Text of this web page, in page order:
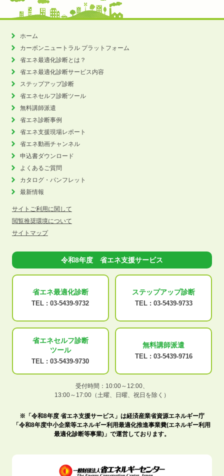
ホーム
カーボンニュートラル プラットフォーム
省エネ最適化診断とは？
省エネ最適化診断サービス内容
ステップアップ診断
省エネセルフ診断ツール
無料講師派遣
省エネ診断事例
省エネ支援現場レポート
省エネ動画チャンネル
申込書ダウンロード
よくあるご質問
カタログ・パンフレット
最新情報
サイトご利用に関して
閲覧推奨環境について
サイトマップ
令和8年度 省エネ支援サービス
省エネ最適化診断
TEL : 03-5439-9732
ステップアップ診断
TEL : 03-5439-9733
省エネセルフ診断
ツール
TEL : 03-5439-9730
無料講師派遣
TEL : 03-5439-9716
受付時間：10:00～12:00、
13:00～17:00（土曜、日曜、祝日を除く）
※「令和8年度 省エネ支援サービス」は経済産業省資源エネルギー庁
「令和8年度中小企業等エネルギー利用最適化推進事業費(エネルギー利用
最適化診断等事業)」で運営しております。